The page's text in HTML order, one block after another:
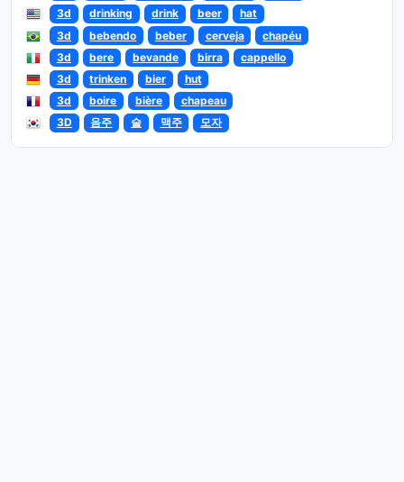
3d
drinking drink beer
hat
3d
bebendo beber cerveja
chapéu
3d
bere bevande birra
cappello
3d
trinken bier
hut
3d
boire bière
chapeau
3D
음주 술 맥주 모자